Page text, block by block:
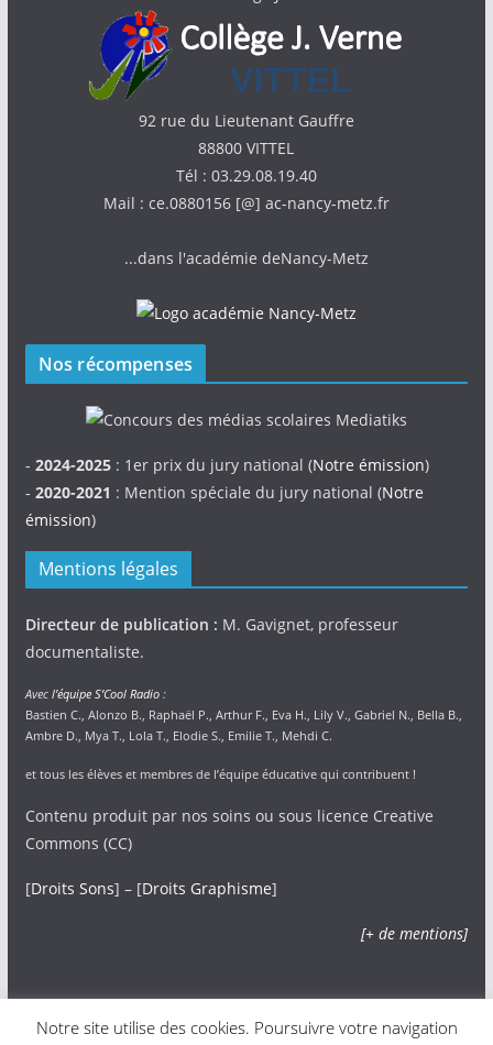
92 rue du Lieutenant Gauffre
88800 VITTEL
Tél : 03.29.08.19.40
Mail : ce.0880156 [@] ac-nancy-metz.fr
...dans l'académie deNancy-Metz
Nos récompenses
- 2024-2025: 1er prix du jury national (Notre émission)
- 2020-2021 : Mention spéciale du jury national (Notre
émission)
Mentions légales
Directeur de publication : M. Gavignet, professeur
documentaliste.
Avec l’équipe S’Cool Radio:
Bastien C., Alonzo B., Raphaël P., Arthur F., Eva H., Lily V., Gabriel N., Bella B.,
Ambre D., Mya T., Lola T., Elodie S., Emilie T., Mehdi C.
et tous les élèves et membres de l’équipe éducative qui contribuent !
Contenu produit par nos soins ou sous licence Creative
Commons (CC)
[Droits Sons] – [Droits Graphisme]
[+ de mentions]
Notre site utilise des cookies. Poursuivre votre navigation